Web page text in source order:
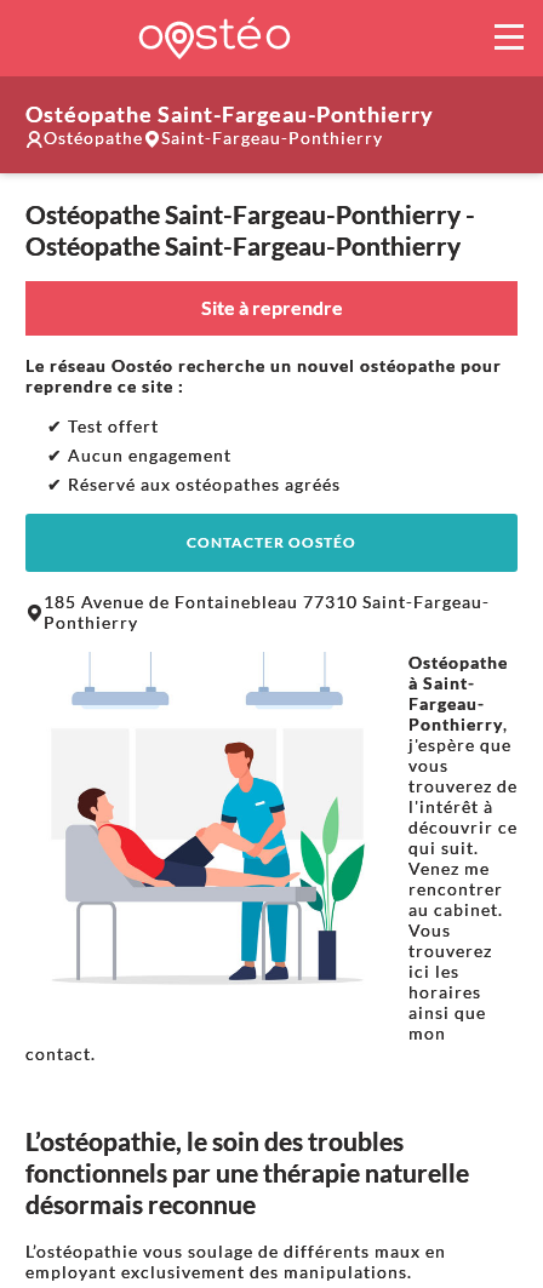
Ostéopathe Saint-Fargeau-Ponthierry
Ostéopathe Saint-Fargeau-Ponthierry
Ostéopathe Saint-Fargeau-Ponthierry -
Ostéopathe Saint-Fargeau-Ponthierry
Site à reprendre
Le réseau Oostéo recherche un nouvel ostéopathe pour
reprendre ce site :
✔ Test offert
✔ Aucun engagement
✔ Réservé aux ostéopathes agréés
CONTACTER OOSTÉO
+
185 Avenue de Fontainebleau 77310 Saint-Fargeau-
Ponthierry
Ostéopathe
à Saint-
Fargeau-
Ponthierry,
j'espère que
vous
trouverez de
l'intérêt à
découvrir ce
qui suit.
Venez me
rencontrer
au cabinet.
Vous
trouverez
ici les
horaires
ainsi que
mon
contact.
L’ostéopathie, le soin des troubles
fonctionnels par une thérapie naturelle
désormais reconnue
L’ostéopathie vous soulage de différents maux en
employant exclusivement des manipulations.